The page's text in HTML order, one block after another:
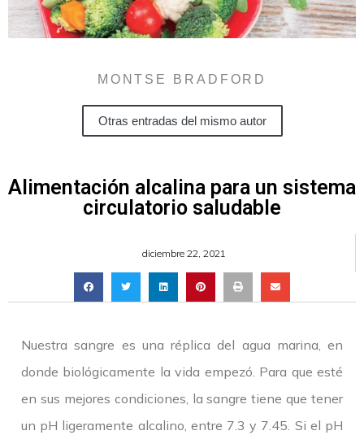
MONTSE BRADFORD
Otras entradas del mismo autor
Alimentación alcalina para un sistema
circulatorio saludable
diciembre 22, 2021
Nuestra sangre es una réplica del agua marina, en
donde biológicamente la vida empezó. Para que esté
en sus mejores condiciones, la sangre tiene que tener
un pH ligeramente alcalino, entre 7.3 y 7.45. Si el pH